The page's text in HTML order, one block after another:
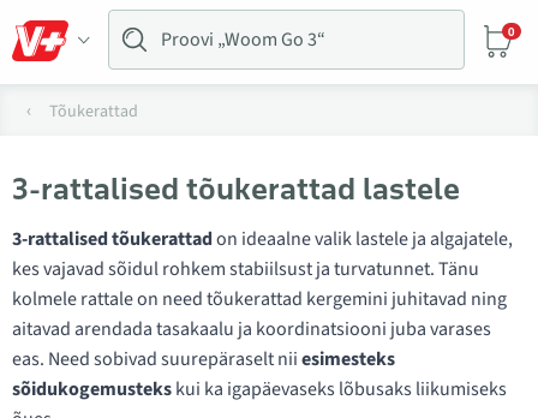
0
Tõukerattad
3-rattalised tõukerattad lastele
3-rattalised tõukerattadon ideaalne valik lastele ja algajatele,
kes vajavad sõidul rohkem stabiilsust ja turvatunnet. Tänu
kolmele rattale on need tõukerattad kergemini juhitavad ning
aitavad arendada tasakaalu ja koordinatsiooni juba varases
eas. Need sobivad suurepäraselt niiesimesteks
sõidukogemustekskui ka igapäevaseks lõbusaks liikumiseks